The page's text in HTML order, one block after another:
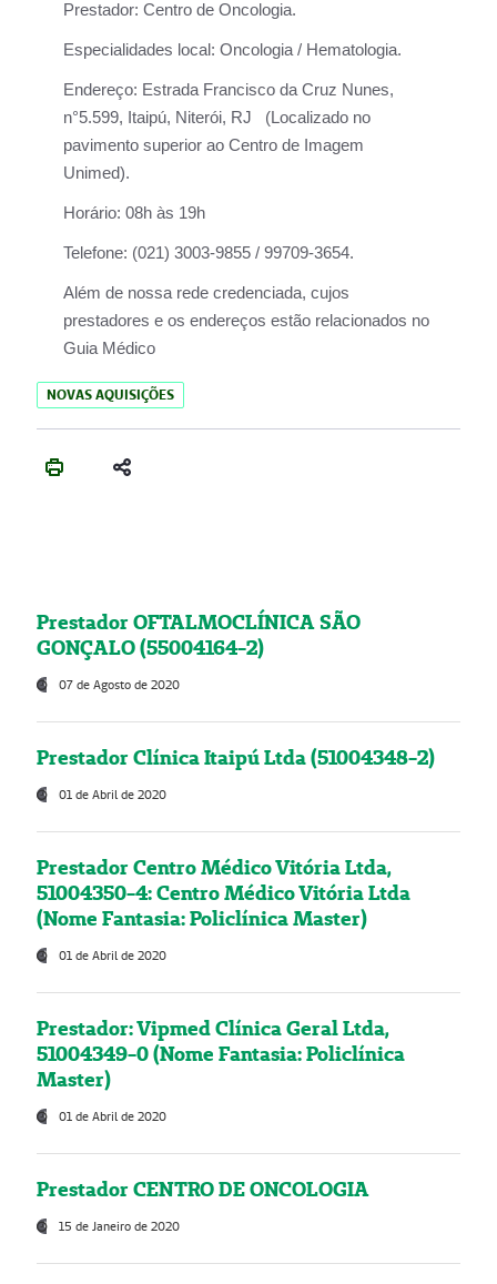
Prestador: Centro de Oncologia.
Especialidades local: Oncologia / Hematologia.
Endereço: Estrada Francisco da Cruz Nunes,
n°5.599, Itaipú, Niterói, RJ (Localizado no
pavimento superior ao Centro de Imagem
Unimed).
Horário: 08h às 19h
Telefone: (021) 3003-9855 / 99709-3654.
Além de nossa rede credenciada, cujos
prestadores e os endereços estão relacionados no
Guia Médico
NOVAS AQUISIÇÕES
Prestador OFTALMOCLÍNICA SÃO
GONÇALO (55004164-2)
07 de Agosto de 2020
Prestador Clínica Itaipú Ltda (51004348-2)
01 de Abril de 2020
Prestador Centro Médico Vitória Ltda,
51004350-4: Centro Médico Vitória Ltda
(Nome Fantasia: Policlínica Master)
01 de Abril de 2020
Prestador: Vipmed Clínica Geral Ltda,
51004349-0 (Nome Fantasia: Policlínica
Master)
01 de Abril de 2020
Prestador CENTRO DE ONCOLOGIA
15 de Janeiro de 2020